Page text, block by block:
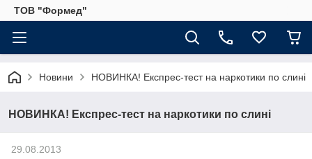
ТОВ "Формед"
Новини НОВИНКА! Експрес-тест на наркотики по слині
НОВИНКА! Експрес-тест на наркотики по слині
29.08.2013